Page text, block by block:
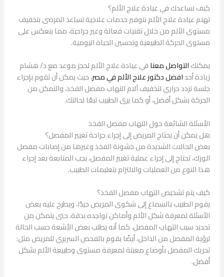
كيف نساعدك في عيادة علاج الألم؟
تهتم عيادة علاج الألم بتوفير خدمات علاجية تساعد المرضى بتخفيف
مستوى الألم من خلال تقنيات فعالة وغير جراحية، مما ينعكس على
مستوى الحركة الطبيعية وتحسين الحياة اليومية.
يمكنكالتواصلمعنافي عيادة علاج الألم لحجز موعد مع د/ هشام
زيادة أحدافضلدكتورعلاجالألمفيمصر، حيث يمكن أن تقوم بإجراء
جلسة تردد حراري لتخفيف آلام التهاب مفصل الفخذ، والتمكن من
الحركة بشكل أفضل، أو كما يرى الطبيب تبعًا لحالتك.
الأسئلة الشائعة حول التهاب مفصل الفخذ
هل يمكن أن يحتاج المريض إلى إجراء جراحة تغيير المفصل؟
بعض الحالات الشديدة من خشونة الفخذ وغيرها من إصابات مفصل
الورك، تحتاج إلى إجراء عملية تغيير المفصل، يجب المتابعة بعد إجراء
هذا النوع من العمليات والالتزام بتعليمات الطبيب.
كيف يتم تشخيص التهاب مفصل الفخذ؟
يقوم الطبيب بالسماع إلى شكوى المريض جيدًا، ويطرح عليه بعض
الأسئلة لمعرفة شكل الألم وأماكن تواجده بدقة، حتى يتمكن من
تحديد سبب التهاب المفصل، كما أنه يطلب بعض الأشعة حسب الحالة
لرؤية المفصل من الداخل، أيضًا يقوم بالفحص السريري للمريض مثل:
تحريك المفصل بأوضاع معينة لمعرفة مستوى وطبيعة الألم بشكل
أفضل.